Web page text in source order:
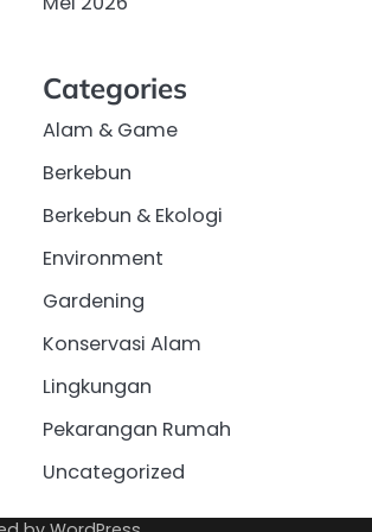
Categories
Alam & Game
Berkebun
Berkebun & Ekologi
Environment
Gardening
Konservasi Alam
Lingkungan
Pekarangan Rumah
Uncategorized